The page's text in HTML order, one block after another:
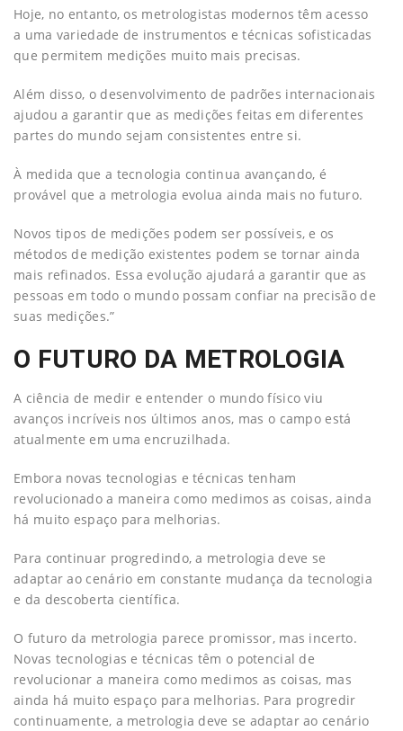
Hoje, no entanto, os metrologistas modernos têm acesso
a uma variedade de instrumentos e técnicas sofisticadas
que permitem medições muito mais precisas.
Além disso, o desenvolvimento de padrões internacionais
ajudou a garantir que as medições feitas em diferentes
partes do mundo sejam consistentes entre si.
À medida que a tecnologia continua avançando, é
provável que a metrologia evolua ainda mais no futuro.
Novos tipos de medições podem ser possíveis, e os
métodos de medição existentes podem se tornar ainda
mais refinados. Essa evolução ajudará a garantir que as
pessoas em todo o mundo possam confiar na precisão de
suas medições.”
O FUTURO DA METROLOGIA
A ciência de medir e entender o mundo físico viu
avanços incríveis nos últimos anos, mas o campo está
atualmente em uma encruzilhada.
Embora novas tecnologias e técnicas tenham
revolucionado a maneira como medimos as coisas, ainda
há muito espaço para melhorias.
Para continuar progredindo, a metrologia deve se
adaptar ao cenário em constante mudança da tecnologia
e da descoberta científica.
O futuro da metrologia parece promissor, mas incerto.
Novas tecnologias e técnicas têm o potencial de
revolucionar a maneira como medimos as coisas, mas
ainda há muito espaço para melhorias. Para progredir
continuamente, a metrologia deve se adaptar ao cenário